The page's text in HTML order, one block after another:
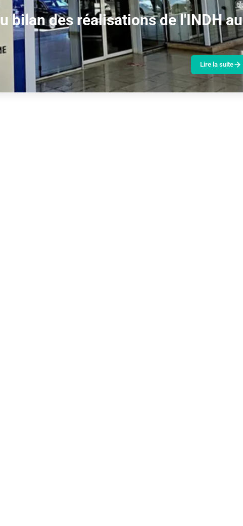
bilan des réalisations de l'INDH au
Lire la suite